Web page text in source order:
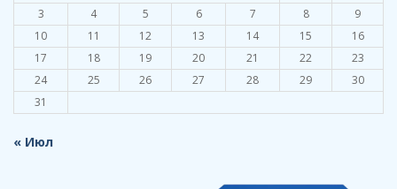
3
4 5 6 7 8
9
10
11 12 13 14 15
16
17
18 19 20 21 22
23
24
25 26 27 28 29
30
31
« Июл